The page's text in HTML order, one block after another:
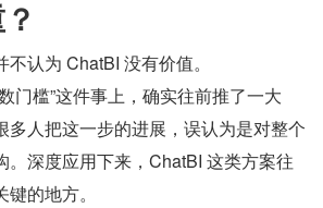
认为 ChatBI 没有价值。
门槛”这件事上，确实往前推了一大
多人把这一步的进展，误认为是对整个
。深度应用下来，ChatBI 这类方案往
的地方。